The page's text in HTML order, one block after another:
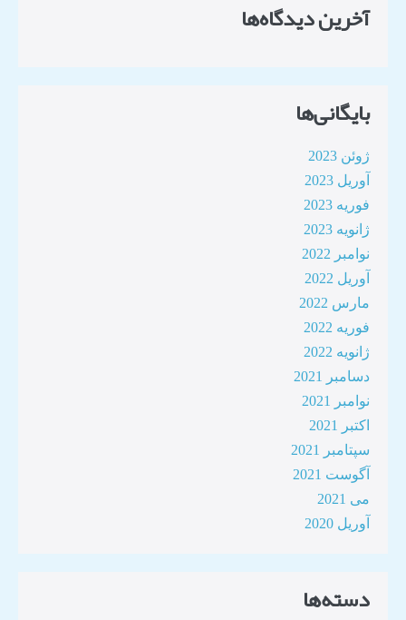
آخرین دیدگاه‌ها
بایگانی‌ها
ژوئن 2023
آوریل 2023
فوریه 2023
ژانویه 2023
نوامبر 2022
آوریل 2022
مارس 2022
فوریه 2022
ژانویه 2022
دسامبر 2021
نوامبر 2021
اکتبر 2021
سپتامبر 2021
آگوست 2021
می 2021
آوریل 2020
دسته‌ها